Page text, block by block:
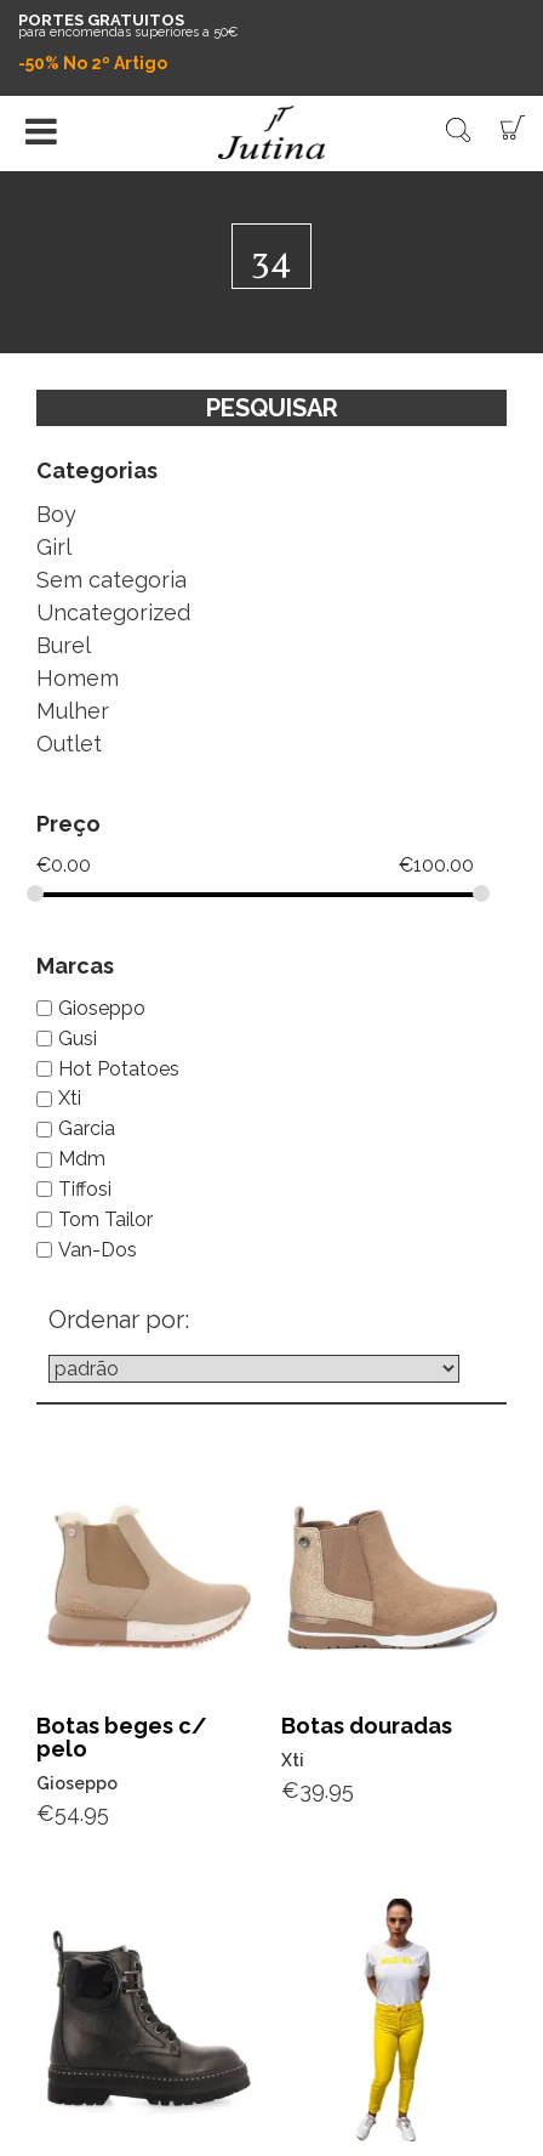
PORTES GRATUITOS
para encomendas superiores a 50€
-50% No 2º Artigo
34
PESQUISAR
Categorias
Boy
Girl
Sem categoria
Uncategorized
Burel
Homem
Mulher
Outlet
Preço
€0.00 €100.00
Marcas
Gioseppo
Gusi
Hot Potatoes
Xti
Garcia
Mdm
Tiffosi
Tom Tailor
Van-Dos
Ordenar por:
Botas beges c/
pelo
Gioseppo
€54.95
Botas douradas
Xti
€39.95